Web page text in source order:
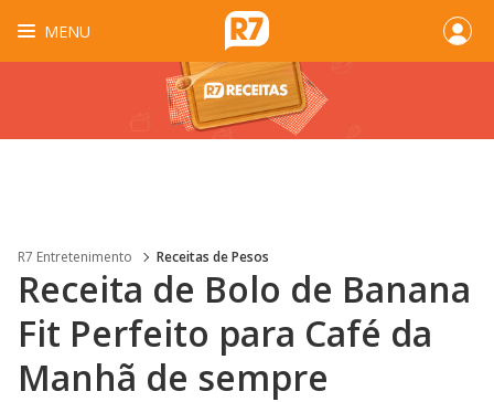
MENU
R7 Entretenimento Receitas de Pesos
Receita de Bolo de Banana
Fit Perfeito para Café da
Manhã de sempre